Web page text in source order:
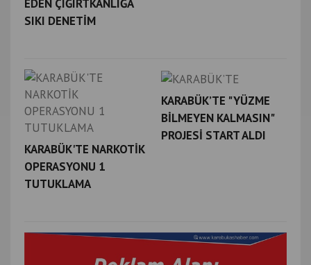
EDEN ÇIĞIRTKANLIĞA
SIKI DENETİM
KARABÜK'TE NARKOTİK
OPERASYONU 1
TUTUKLAMA
KARABÜK’TE "YÜZME
BİLMEYEN KALMASIN"
PROJESİ START ALDI